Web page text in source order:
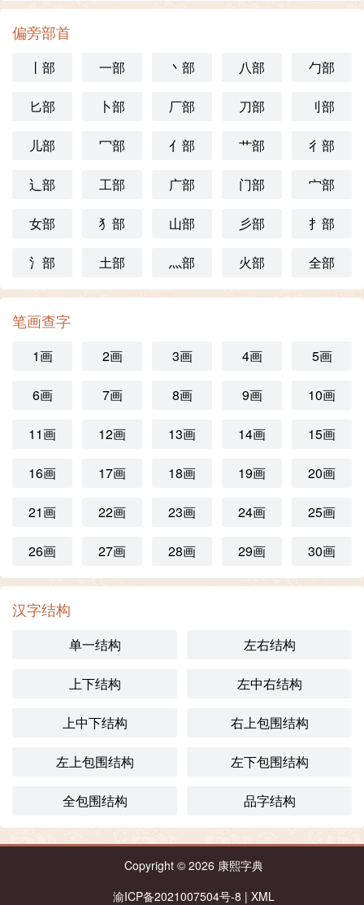
偏旁部首
丨部 一部 丶部 八部 勹部
匕部 卜部 厂部 刀部 刂部
儿部 冖部 亻部 艹部 彳部
辶部 工部 广部 门部 宀部
女部 犭部 山部 彡部 扌部
氵部 土部 灬部 火部 全部
笔画查字
1画 2画 3画 4画 5画
6画 7画 8画 9画 10画
11画 12画 13画 14画 15画
16画 17画 18画 19画 20画
21画 22画 23画 24画 25画
26画 27画 28画 29画 30画
汉字结构
单一结构 左右结构
上下结构 左中右结构
上中下结构 右上包围结构
左上包围结构 左下包围结构
全包围结构 品字结构
Copyright © 2026 康熙字典
渝ICP备2021007504号-8 | XML